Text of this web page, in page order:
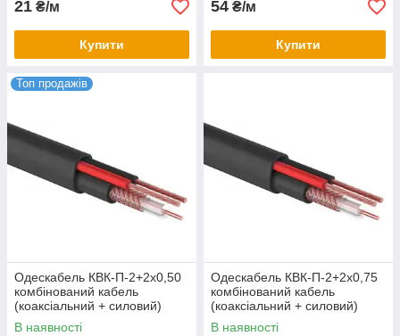
21 ₴/м
Купити
54 ₴/м
Купити
Топ продажів
Одескабель КВК-П-2+2х0,50
комбінований кабель
(коаксіальний + силовий)
зовнішній
В наявності
Одескабель КВК-П-2+2х0,75
комбінований кабель
(коаксіальний + силовий)
зовнішній
В наявності